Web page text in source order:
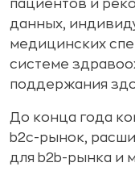
пациентов и
данных,
медицинских
системе
поддержания
До конца года
b2c-рынок,
для b2b-рынка и